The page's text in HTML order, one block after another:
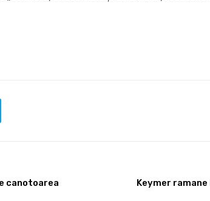
canotoarea
Keymer